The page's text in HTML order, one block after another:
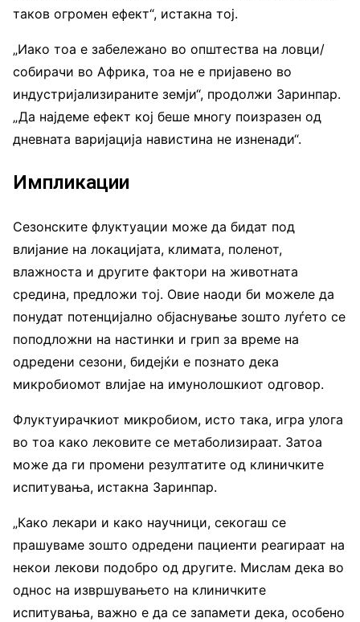
таков огромен ефект“, истакна тој.
„Иако тоа е забележано во општества на ловци/
собирачи во Африка, тоа не е пријавено во
индустријализираните земји“, продолжи Заринпар.
„Да најдеме ефект кој беше многу поизразен од
дневната варијација навистина не изненади“.
Импликации
Сезонските флуктуации може да бидат под
влијание на локацијата, климата, поленот,
влажноста и другите фактори на животната
средина, предложи тој. Овие наоди би можеле да
понудат потенцијално објаснување зошто луѓето се
поподложни на настинки и грип за време на
одредени сезони, бидејќи е познато дека
микробиомот влијае на имунолошкиот одговор.
Флуктуирачкиот микробиом, исто така, игра улога
во тоа како лековите се метаболизираат. Затоа
може да ги промени резултатите од клиничките
испитувања, истакна Заринпар.
„Како лекари и како научници, секогаш се
прашуваме зошто одредени пациенти реагираат на
некои лекови подобро од другите. Мислам дека во
однос на извршувањето на клиничките
испитувања, важно е да се запамети дека, особено